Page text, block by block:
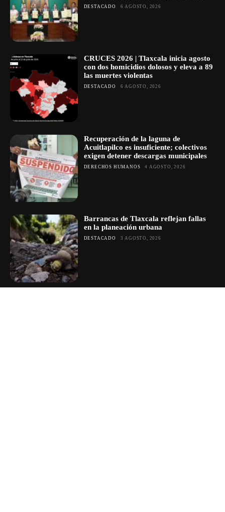
DESTACADO 6 AGOSTO, 2026
CRUCES 2026 | Tlaxcala inicia agosto
con dos homicidios dolosos y eleva a 89
las muertes violentas
DESTACADO 6 AGOSTO, 2026
Recuperación de la laguna de
Acuitlapilco es insuficiente; colectivos
exigen detener descargas municipales
DERECHOS HUMANOS 4 AGOSTO, 2026
Barrancas de Tlaxcala reflejan fallas
en la planeación urbana
DESTACADO 3 AGOSTO, 2026